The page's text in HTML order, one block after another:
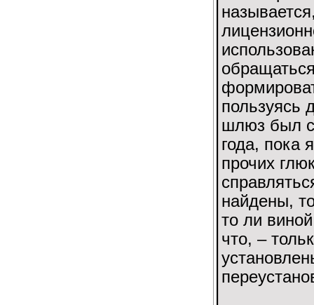
пользуясь
шлюз был
года, пока
прочих
найдены,
то ли
что, –